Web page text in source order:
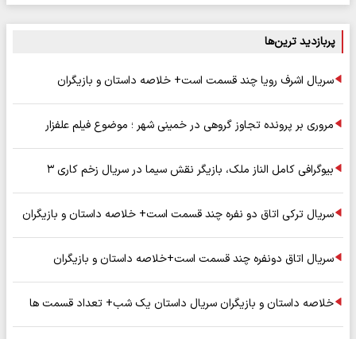
پربازدید ترین‌ها
سریال اشرف رویا چند قسمت است+ خلاصه داستان و بازیگران
مروری بر پرونده تجاوز گروهی در خمینی شهر ؛ موضوع فیلم علفزار
بیوگرافی کامل الناز ملک، بازیگر نقش سیما در سریال زخم کاری ۳
سریال ترکی اتاق دو نفره چند قسمت است+ خلاصه داستان و بازیگران
سریال اتاق دونفره چند قسمت است+خلاصه داستان و بازیگران
خلاصه داستان و بازیگران سریال داستان یک شب+ تعداد قسمت ها